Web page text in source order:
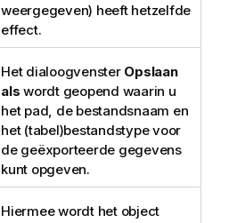
weergegeven) heeft hetzelfde
effect.
Het dialoogvenster Opslaan
als wordt geopend waarin u
het pad, de bestandsnaam en
het (tabel)bestandstype voor
de geëxporteerde gegevens
kunt opgeven.
Hiermee wordt het object